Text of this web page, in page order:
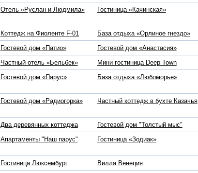
Отель «Руслан и Людмила» Гостиница «Качинская»
Коттедж на Фиоленте F-01 База отдыха «Орлиное гнездо»
Гостевой дом «Патио»
Гостевой дом «Анастасия»
Частный отель «Бельбек»
Мини гостиница Deep Town
Гостевой дом «Парус»
База отдыха «Любоморье»
Гостевой дом «Радиогорка» Частный коттедж в бухте Казачья
Два деревянных коттеджа Гостевой дом "Толстый мыс"
Апартаменты "Наш парус"
Гостиница «Зодиак»
Гостиница Люксембург
Вилла Венеция